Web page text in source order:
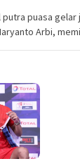
puasa gelar
Arbi,